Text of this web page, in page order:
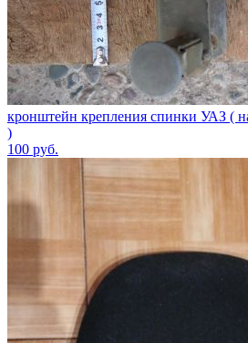
кронштейн крепления спинки УАЗ (
)
100 руб.